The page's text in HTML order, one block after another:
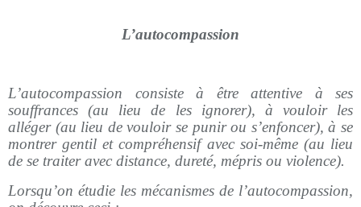
L’autocompassion
L’autocompassion consiste à être attentive à ses
souffrances (au lieu de les ignorer), à vouloir les
alléger (au lieu de vouloir se punir ou s’enfoncer), à se
montrer gentil et compréhensif avec soi-même (au lieu
de se traiter avec distance, dureté, mépris ou violence).
Lorsqu’on étudie les mécanismes de l’autocompassion,